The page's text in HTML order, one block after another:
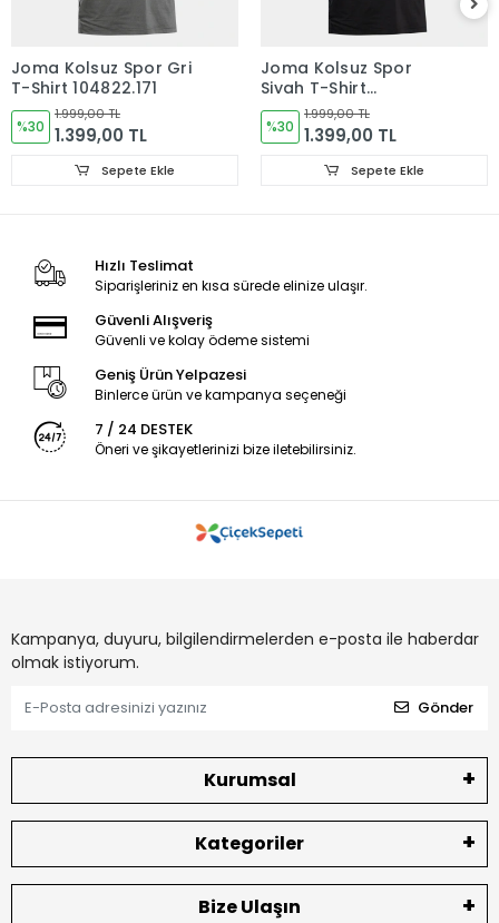
Joma Kolsuz Spor Gri
T-Shirt 104822.171
%30
1.999,00 TL
1.399,00 TL
Sepete Ekle
Joma Kolsuz Spor
Siyah T-Shirt
104822.100
%30
1.999,00 TL
1.399,00 TL
Sepete Ekle
Hızlı Teslimat
Siparişleriniz en kısa sürede elinize ulaşır.
Güvenli Alışveriş
Güvenli ve kolay ödeme sistemi
Geniş Ürün Yelpazesi
Binlerce ürün ve kampanya seçeneği
7 / 24 DESTEK
Öneri ve şikayetlerinizi bize iletebilirsiniz.
Kampanya, duyuru, bilgilendirmelerden e-posta ile haberdar
olmak istiyorum.
Gönder
Kurumsal
Kategoriler
Bize Ulaşın